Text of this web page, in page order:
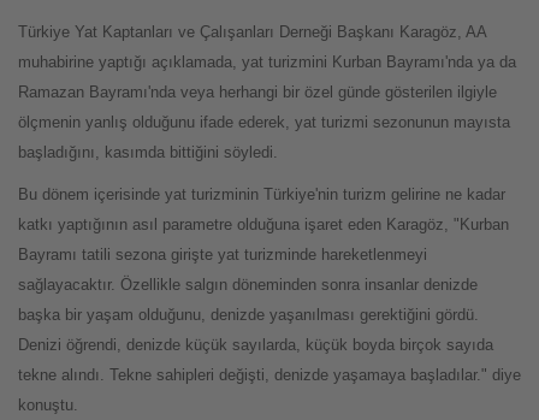
Türkiye Yat Kaptanları ve Çalışanları Derneği Başkanı Karagöz, AA
muhabirine yaptığı açıklamada, yat turizmini Kurban Bayramı'nda ya da
Ramazan Bayramı'nda veya herhangi bir özel günde gösterilen ilgiyle
ölçmenin yanlış olduğunu ifade ederek, yat turizmi sezonunun mayısta
başladığını, kasımda bittiğini söyledi.
Bu dönem içerisinde yat turizminin Türkiye'nin turizm gelirine ne kadar
katkı yaptığının asıl parametre olduğuna işaret eden Karagöz, "Kurban
Bayramı tatili sezona girişte yat turizminde hareketlenmeyi
sağlayacaktır. Özellikle salgın döneminden sonra insanlar denizde
başka bir yaşam olduğunu, denizde yaşanılması gerektiğini gördü.
Denizi öğrendi, denizde küçük sayılarda, küçük boyda birçok sayıda
tekne alındı. Tekne sahipleri değişti, denizde yaşamaya başladılar." diye
konuştu.